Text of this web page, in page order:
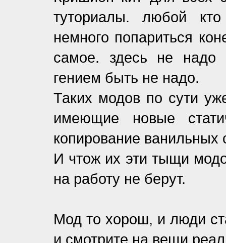
туториалы. любой кто
немного попариться
самое. здесь не надо
гением быть не надо.
Таких модов по сути
имеющие новые
копирование ванильных
И чтож их эти тыщи
на работу не берут.
Мод то хорош, и люди
и смотрите на вещи